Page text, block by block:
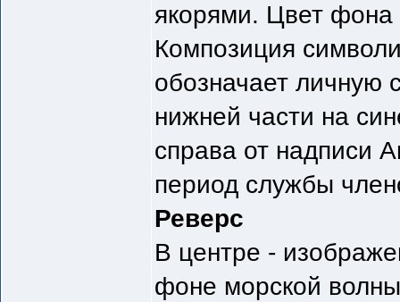
якорями. Цвет фона
Композиция
обозначает личную
нижней части на
справа от надписи
период службы
Реверс
В центре -
фоне морской